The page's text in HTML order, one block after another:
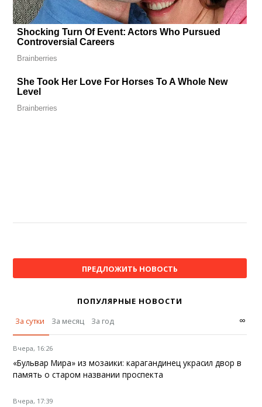
ПРЕДЛОЖИТЬ НОВОСТЬ
ПОПУЛЯРНЫЕ НОВОСТИ
За сутки
За месяц За год ∞
Вчера, 16:26
«Бульвар Мира» из мозаики: карагандинец украсил двор в
память о старом названии проспекта
Вчера, 17:39